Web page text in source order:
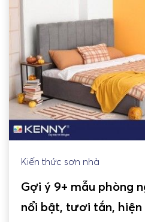
Kiến thức sơn nhà
Gợi ý 9+ mẫu phòng
nổi bật, tươi tắn, hiện